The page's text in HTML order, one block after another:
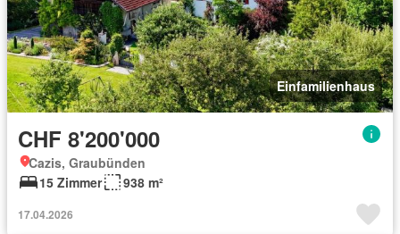
Einfamilienhaus
CHF 8'200'000
Cazis, Graubünden
15 Zimmer
938 m²
17.04.2026